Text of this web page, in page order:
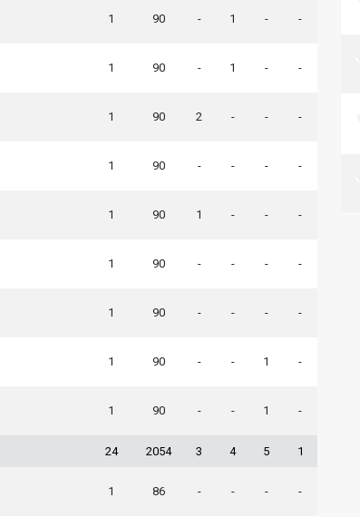
1 90 - 1 - -
1 90 - 1 - -
1 90 2 - - -
1 90 - - - -
1 90 1 - - -
1 90 - - - -
1 90 - - - -
1 90 - - 1 -
1 90 - - 1 -
24 2054 3 4 5 1
1 86 - - - -